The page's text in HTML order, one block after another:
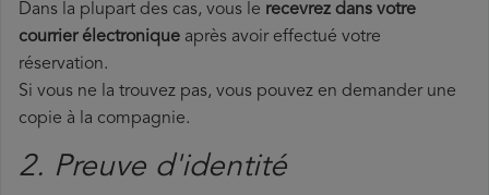
Dans la plupart des cas, vous le recevrez dans votre
courrier électronique après avoir effectué votre
réservation.
Si vous ne la trouvez pas, vous pouvez en demander une
copie à la compagnie.
2. Preuve d'identité